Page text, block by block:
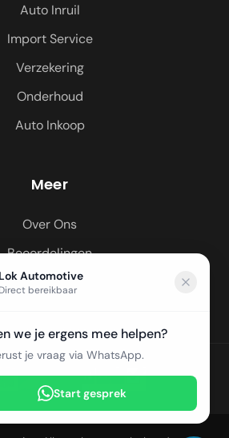
Auto Inruil
Import Service
Verzekering
Onderhoud
Auto Inkoop
Meer
Over Ons
Beoordelingen
Regio's
Lok Automotive
Direct bereikbaar
we je ergens mee helpen?
je vraag via WhatsApp.
Start gesprek